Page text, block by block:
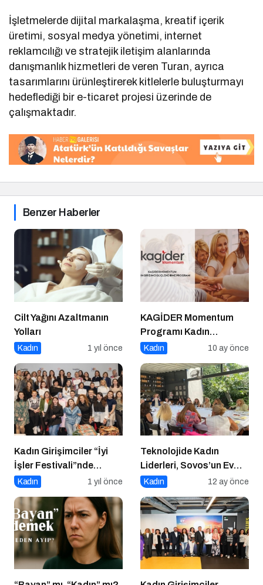
İşletmelerde dijital markalaşma, kreatif içerik
üretimi, sosyal medya yönetimi, internet
reklamcılığı ve stratejik iletişim alanlarında
danışmanlık hizmetleri de veren Turan, ayrıca
tasarımlarını ürünleştirerek kitlelerle buluşturmayı
hedeflediği bir e-ticaret projesi üzerinde de
çalışmaktadır.
Benzer Haberler
Cilt Yağını Azaltmanın
Yolları
Kadın 1 yıl önce
KAGİDER Momentum
Programı Kadın
Girişimcilerin Gücüne
Kadın 10 ay önce
Kadın Girişimciler “İyi
İşler Festivali”nde
Buluştu
Kadın 1 yıl önce
Teknolojide Kadın
Liderleri, Sovos’un Ev
Sahipliğinde Bir Araya
Kadın 12 ay önce